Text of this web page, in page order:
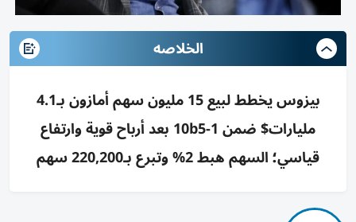
الخلاصه
بيزوس يخطط لبيع 15 مليون سهم أمازون بـ4.1
مليارات$ ضمن 10b5-1 بعد أرباح قوية وارتفاع
قياسي؛ السهم هبط 2% وتبرع بـ220,200 سهم